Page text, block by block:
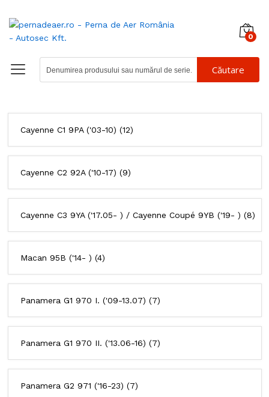
0
Căutare
Cayenne C1 9PA ('03-10) (12)
Cayenne C2 92A ('10-17) (9)
Cayenne C3 9YA ('17.05- ) / Cayenne Coupé 9YB ('19- ) (8)
Macan 95B ('14- ) (4)
Panamera G1 970 I. ('09-13.07) (7)
Panamera G1 970 II. ('13.06-16) (7)
Panamera G2 971 ('16-23) (7)